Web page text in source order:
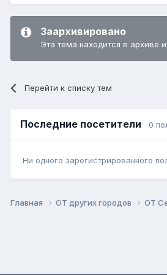
Заархивировано
Эта тема находится в архиве
Перейти к списку тем
Последние посетители 0
Ни одного зарегистрированного
Главная ОТ других городов ОТ